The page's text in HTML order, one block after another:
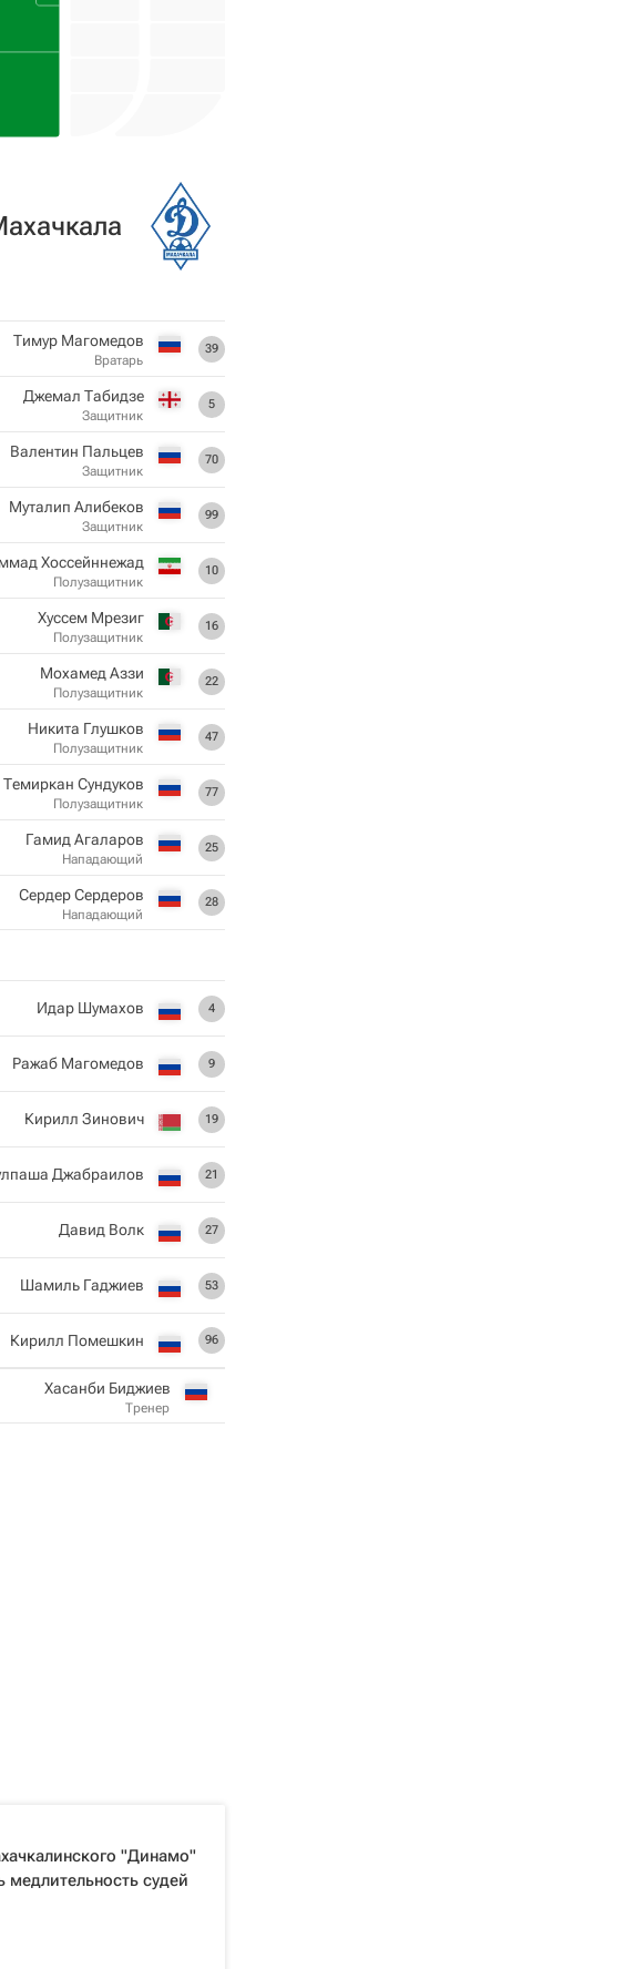
39
Тимур Магомедов
Вратарь
5
Джемал Табидзе
Защитник
70
Валентин Пальцев
Защитник
99
Муталип Алибеков
Защитник
10
Хоссейннежад
Полузащитник
16
Хуссем Мрезиг
Полузащитник
22
Мохамед Аззи
Полузащитник
47
Никита Глушков
Полузащитник
77
Темиркан Сундуков
Полузащитник
25
Гамид Агаларов
Нападающий
28
Сердер Сердеров
Нападающий
4
Идар Шумахов
9
Ражаб Магомедов
19
Кирилл Зинович
21
Джабраилов
27
Давид Волк
53
Шамиль Гаджиев
96
Кирилл Помешкин
Хасанби Биджиев
Тренер
"Динамо"
медлительность судей